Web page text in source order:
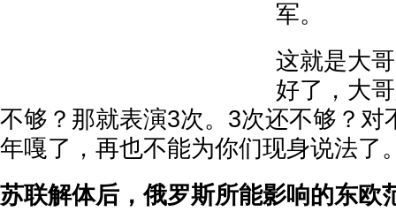
军。
这就是大
好了，大
不够？那就表演3次。3次还不够？对
年嘎了，再也不能为你们现身说法了
苏联解体后，俄罗斯所能影响的东欧